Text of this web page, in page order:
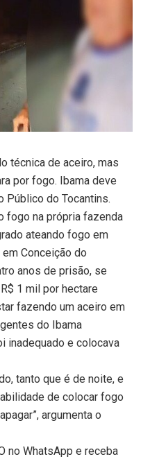
técnica de aceiro, mas
por fogo. Ibama deve
Público do Tocantins.
fogo na própria fazenda
ateando fogo em
Conceição do
anos de prisão, se
1 mil por hectare
fazendo um aceiro em
do Ibama
inadequado e colocava
tanto que é de noite, e
de colocar fogo
argumenta o
no WhatsApp e receba